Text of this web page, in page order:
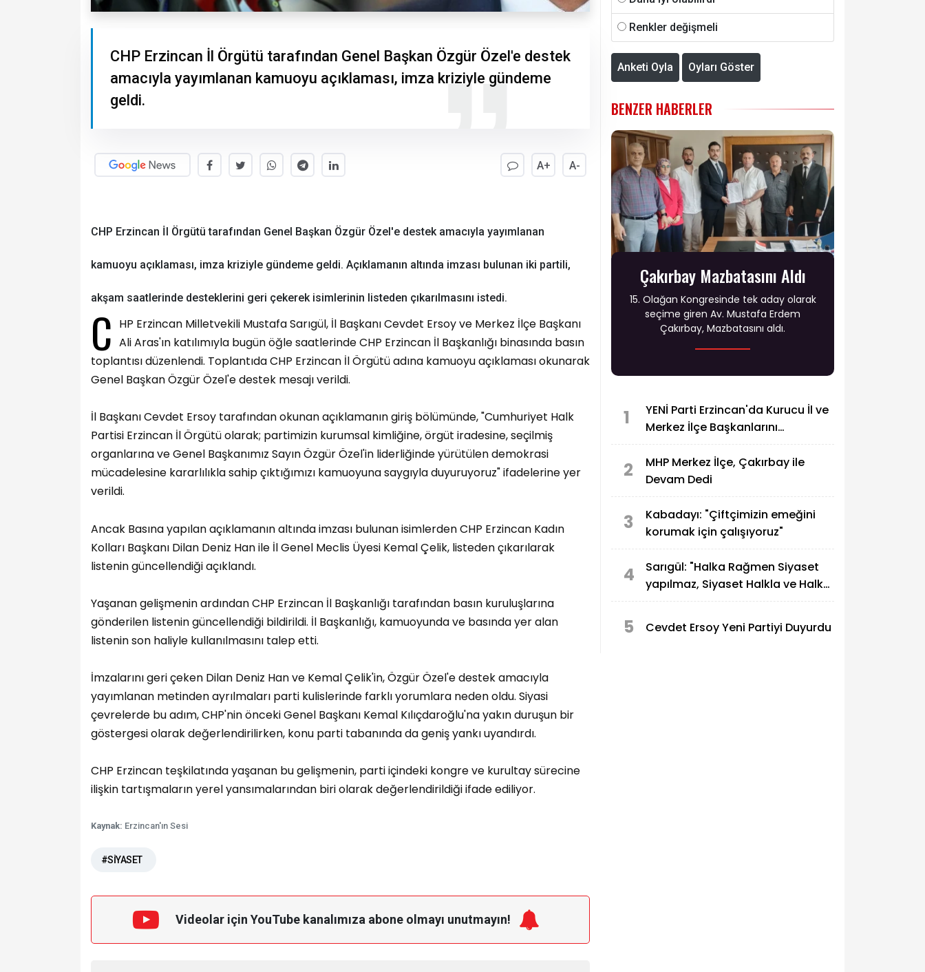
CHP Erzincan İl Örgütü tarafından Genel Başkan Özgür Özel'e destek
amacıyla yayımlanan kamuoyu açıklaması, imza kriziyle gündeme
geldi.
A+ A-
CHP Erzincan İl Örgütü tarafından Genel Başkan Özgür Özel'e destek amacıyla yayımlanan
kamuoyu açıklaması, imza kriziyle gündeme geldi. Açıklamanın altında imzası bulunan iki partili,
akşam saatlerinde desteklerini geri çekerek isimlerinin listeden çıkarılmasını istedi.
C HP Erzincan Milletvekili Mustafa Sarıgül, İl Başkanı Cevdet Ersoy ve Merkez İlçe Başkanı
Ali Aras'ın katılımıyla bugün öğle saatlerinde CHP Erzincan İl Başkanlığı binasında basın
toplantısı düzenlendi. Toplantıda CHP Erzincan İl Örgütü adına kamuoyu açıklaması okunarak
Genel Başkan Özgür Özel'e destek mesajı verildi.
İl Başkanı Cevdet Ersoy tarafından okunan açıklamanın giriş bölümünde, "Cumhuriyet Halk
Partisi Erzincan İl Örgütü olarak; partimizin kurumsal kimliğine, örgüt iradesine, seçilmiş
organlarına ve Genel Başkanımız Sayın Özgür Özel'in liderliğinde yürütülen demokrasi
mücadelesine kararlılıkla sahip çıktığımızı kamuoyuna saygıyla duyuruyoruz" ifadelerine yer
verildi.
Ancak Basına yapılan açıklamanın altında imzası bulunan isimlerden CHP Erzincan Kadın
Kolları Başkanı Dilan Deniz Han ile İl Genel Meclis Üyesi Kemal Çelik, listeden çıkarılarak
listenin güncellendiği açıklandı.
Yaşanan gelişmenin ardından CHP Erzincan İl Başkanlığı tarafından basın kuruluşlarına
gönderilen listenin güncellendiği bildirildi. İl Başkanlığı, kamuoyunda ve basında yer alan
listenin son haliyle kullanılmasını talep etti.
İmzalarını geri çeken Dilan Deniz Han ve Kemal Çelik'in, Özgür Özel'e destek amacıyla
yayımlanan metinden ayrılmaları parti kulislerinde farklı yorumlara neden oldu. Siyasi
çevrelerde bu adım, CHP'nin önceki Genel Başkanı Kemal Kılıçdaroğlu'na yakın duruşun bir
göstergesi olarak değerlendirilirken, konu parti tabanında da geniş yankı uyandırdı.
CHP Erzincan teşkilatında yaşanan bu gelişmenin, parti içindeki kongre ve kurultay sürecine
ilişkin tartışmaların yerel yansımalarından biri olarak değerlendirildiği ifade ediliyor.
Kaynak: Erzincan'ın Sesi
#SİYASET
Videolar için YouTube kanalımıza abone olmayı unutmayın!
Renkler değişmeli
Anketi Oyla Oyları Göster
BENZER HABERLER
Çakırbay Mazbatasını Aldı
15. Olağan Kongresinde tek aday olarak
seçime giren Av. Mustafa Erdem
Çakırbay, Mazbatasını aldı.
1
YENİ Parti Erzincan'da Kurucu İl ve
Merkez İlçe Başkanlarını
2
MHP Merkez İlçe, Çakırbay ile
Devam Dedi
3
Kabadayı: "Çiftçimizin emeğini
korumak için çalışıyoruz"
4
Sarıgül: "Halka Rağmen Siyaset
yapılmaz, Siyaset Halkla ve Halk
5 Cevdet Ersoy Yeni Partiyi Duyurdu